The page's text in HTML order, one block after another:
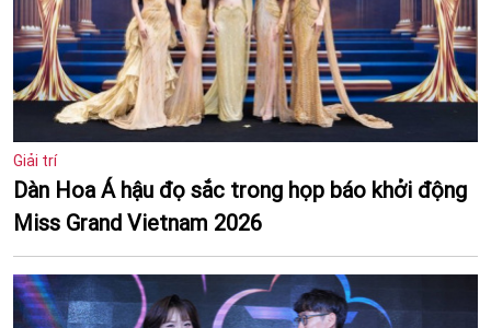
Giải trí
Dàn Hoa Á hậu đọ sắc trong họp báo khởi động
Miss Grand Vietnam 2026